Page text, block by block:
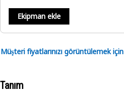
Ekipman ekle
Müşteri fiyatlarınızı görüntülemek
Tanım